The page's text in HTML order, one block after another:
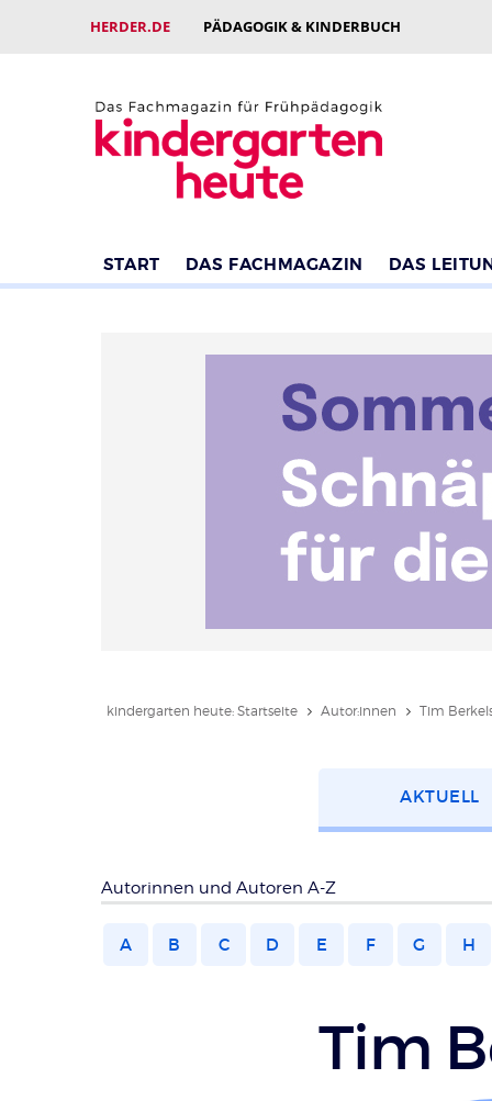
HERDER.DE PÄDAGOGIK & KINDERBUCH
START DAS FACHMAGAZIN DAS
kindergarten heute: Startseite Autor:innen Tim
AKTUELL
Autorinnen und Autoren A-Z
A B C D E F G H
Tim